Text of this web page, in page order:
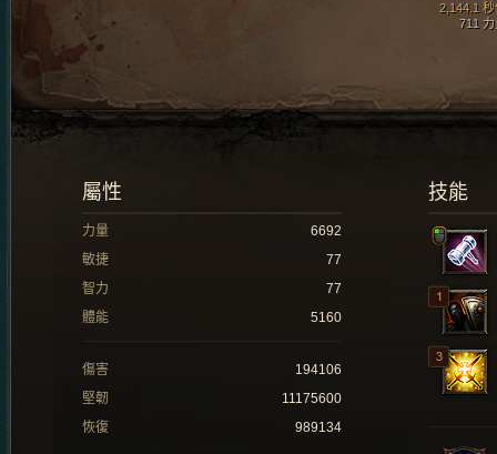
2,144.1 秒
711 力
技能
屬性
力量
6692
敏捷
77
智力
77
體能
5160
傷害
194106
堅韌
11175600
恢復
989134